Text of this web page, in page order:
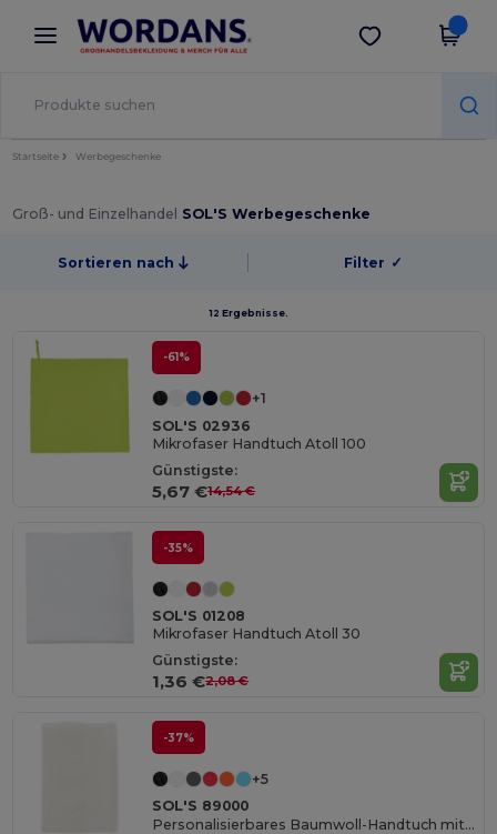
× Wordans App
Bessere Preise in der App!
App holen
Startseite Werbegeschenke
Groß- und Einzelhandel SOL'S Werbegeschenke
Sortieren nach Filter ✓
12 Ergebnisse.
-61%
+1
SOL'S 02936
Mikrofaser Handtuch Atoll 100
Günstigste:
5,67 €14,54 €
-35%
SOL'S 01208
Mikrofaser Handtuch Atoll 30
Günstigste:
1,36 €2,08 €
-37%
+5
SOL'S 89000
Personalisierbares Baumwoll-Handtuch mit Streifen